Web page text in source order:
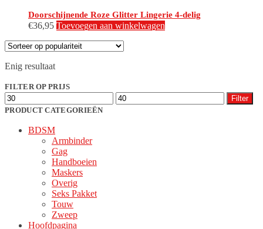
Doorschijnende Roze Glitter Lingerie 4-delig
€36,95 Toevoegen aan winkelwagen
Enig resultaat
FILTER OP PRIJS
Min.
prijs
Max.
prijs
Filter
PRODUCT CATEGORIEËN
BDSM
Armbinder
Gag
Handboeien
Maskers
Overig
Seks Pakket
Touw
Zweep
Hoofdpagina